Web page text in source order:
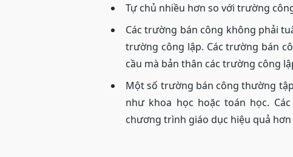
Tự chủ nhiều hơn so với trường
Các trường bán công không phải
trường công lập. Các trường bán
cầu mà bản thân các trường công
Một số trường bán công thường
như khoa học hoặc toán học.
chương trình giáo dục hiệu quả